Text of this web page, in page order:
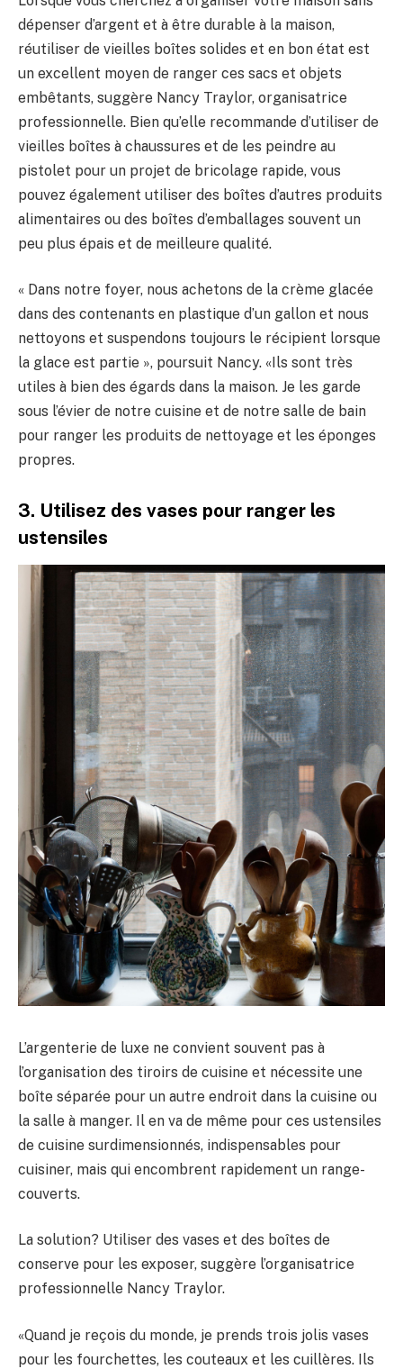
dépenser d’argent et à être durable à la maison,
réutiliser de vieilles boîtes solides et en bon état est
un excellent moyen de ranger ces sacs et objets
embêtants, suggère Nancy Traylor, organisatrice
professionnelle. Bien qu’elle recommande d’utiliser de
vieilles boîtes à chaussures et de les peindre au
pistolet pour un projet de bricolage rapide, vous
pouvez également utiliser des boîtes d’autres produits
alimentaires ou des boîtes d’emballages souvent un
peu plus épais et de meilleure qualité.
« Dans notre foyer, nous achetons de la crème glacée
dans des contenants en plastique d’un gallon et nous
nettoyons et suspendons toujours le récipient lorsque
la glace est partie », poursuit Nancy. «Ils sont très
utiles à bien des égards dans la maison. Je les garde
sous l’évier de notre cuisine et de notre salle de bain
pour ranger les produits de nettoyage et les éponges
propres.
3. Utilisez des vases pour ranger les
ustensiles
L’argenterie de luxe ne convient souvent pas à
l’organisation des tiroirs de cuisine et nécessite une
boîte séparée pour un autre endroit dans la cuisine ou
la salle à manger. Il en va de même pour ces ustensiles
de cuisine surdimensionnés, indispensables pour
cuisiner, mais qui encombrent rapidement un range-
couverts.
La solution? Utiliser des vases et des boîtes de
conserve pour les exposer, suggère l’organisatrice
professionnelle Nancy Traylor.
«Quand je reçois du monde, je prends trois jolis vases
pour les fourchettes, les couteaux et les cuillères. Ils